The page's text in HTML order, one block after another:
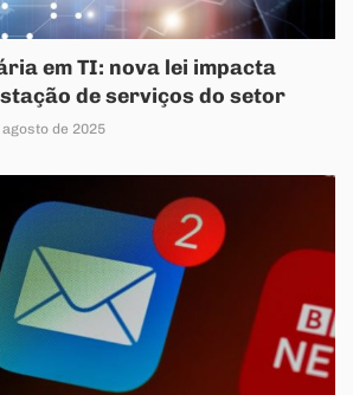
em TI: nova lei impacta
de serviços do setor
agosto de 2025